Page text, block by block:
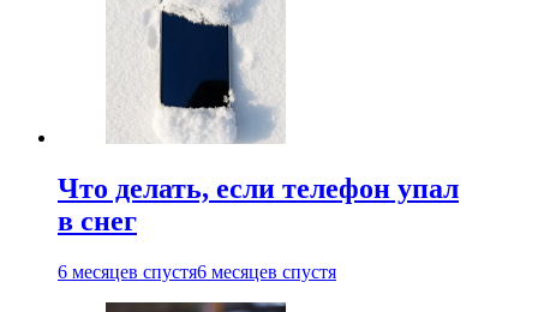
Что делать, если телефон упал
в снег
6 месяцев спустя6 месяцев спустя